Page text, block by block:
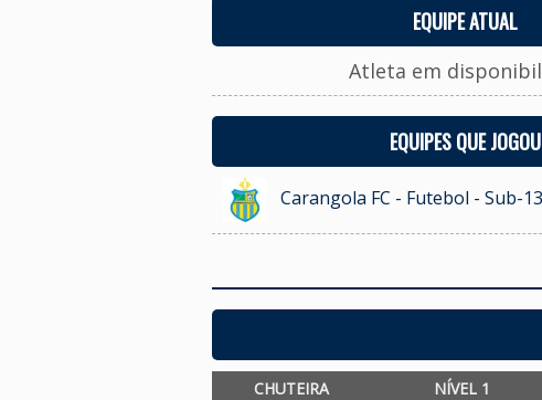
EQUIPE ATUAL
Atleta em
EQUIPES QUE JOGOU
Carangola FC - Futebol - Sub-13
CHUTEIRA NÍVEL 1